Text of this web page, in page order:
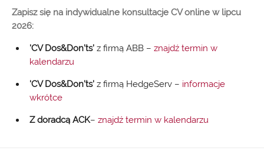
Zapisz się na indywidualne konsultacje CV online w lipcu
2026:
'CV Dos&Don’ts’ z firmą ABB – znajdź termin w
kalendarzu
'CV Dos&Don’ts’ z firmą HedgeServ – informacje
wkrótce
Z doradcą ACK– znajdź termin w kalendarzu